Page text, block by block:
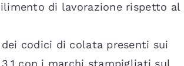
di lavorazione rispetto al
codici di colata presenti sui